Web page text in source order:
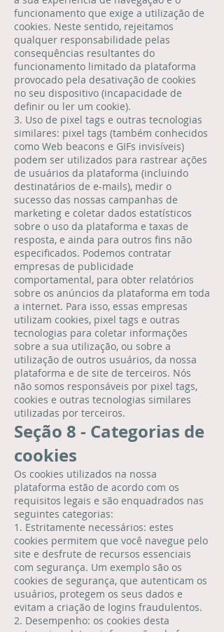
funcionamento que exige a utilização de
cookies. Neste sentido, rejeitamos
qualquer responsabilidade pelas
consequências resultantes do
funcionamento limitado da plataforma
provocado pela desativação de cookies
no seu dispositivo (incapacidade de
definir ou ler um cookie).
3. Uso de pixel tags e outras tecnologias
similares: pixel tags (também conhecidos
como Web beacons e GIFs invisíveis)
podem ser utilizados para rastrear ações
de usuários da plataforma (incluindo
destinatários de e-mails), medir o
sucesso das nossas campanhas de
marketing e coletar dados estatísticos
sobre o uso da plataforma e taxas de
resposta, e ainda para outros fins não
especificados. Podemos contratar
empresas de publicidade
comportamental, para obter relatórios
sobre os anúncios da plataforma em toda
a internet. Para isso, essas empresas
utilizam cookies, pixel tags e outras
tecnologias para coletar informações
sobre a sua utilização, ou sobre a
utilização de outros usuários, da nossa
plataforma e de site de terceiros. Nós
não somos responsáveis por pixel tags,
cookies e outras tecnologias similares
utilizadas por terceiros.
Seção 8 - Categorias de
cookies
Os cookies utilizados na nossa
plataforma estão de acordo com os
requisitos legais e são enquadrados nas
seguintes categorias:
1. Estritamente necessários: estes
cookies permitem que você navegue pelo
site e desfrute de recursos essenciais
com segurança. Um exemplo são os
cookies de segurança, que autenticam os
usuários, protegem os seus dados e
evitam a criação de logins fraudulentos.
2. Desempenho: os cookies desta